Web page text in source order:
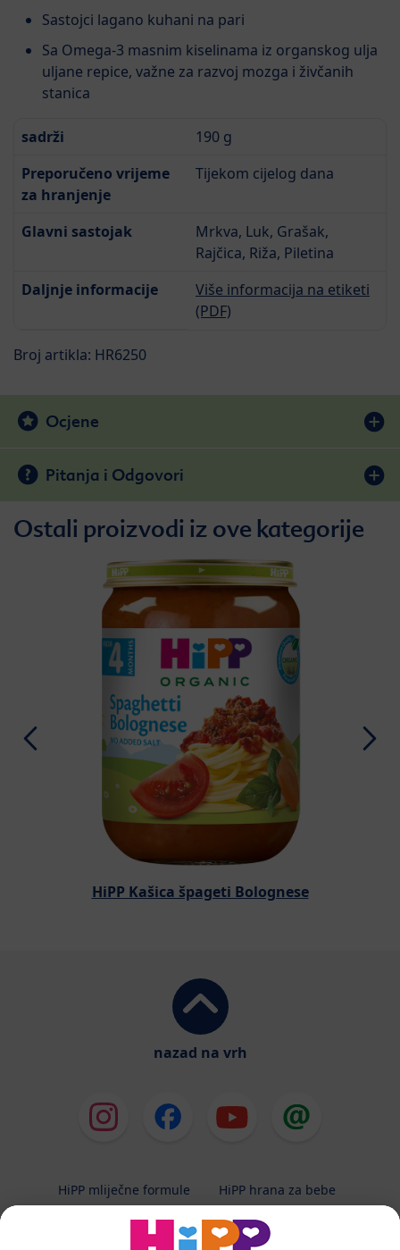
Sastojci lagano kuhani na pari
Sa Omega-3 masnim kiselinama iz organskog ulja
uljane repice, važne za razvoj mozga i živčanih
stanica
sadrži
190 g
Preporučeno vrijeme
za hranjenje
Tijekom cijelog dana
Glavni sastojak
Mrkva, Luk, Grašak,
Rajčica, Riža, Piletina
Daljnje informacije
Više informacija na etiketi
(PDF)
Broj artikla: HR6250
Ocjene
Pitanja i Odgovori
Ostali proizvodi iz ove kategorije
HiPP Kašica špageti Bolognese
nazad na vrh
HiPP mliječne formule
HiPP hrana za bebe
HiPP njega
HiPP trudnoća